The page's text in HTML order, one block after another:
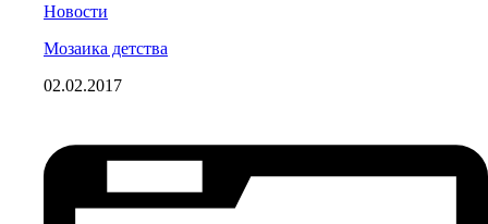
Новости
Мозаика детства
02.02.2017